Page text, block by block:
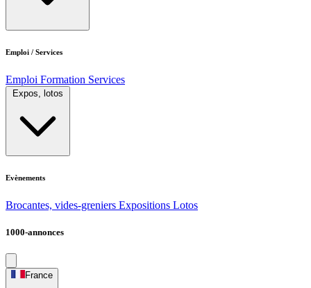
Emploi / Services
Emploi Formation Services
Expos, lotos
Evènements
Brocantes, vides-greniers Expositions Lotos
1000-annonces
France